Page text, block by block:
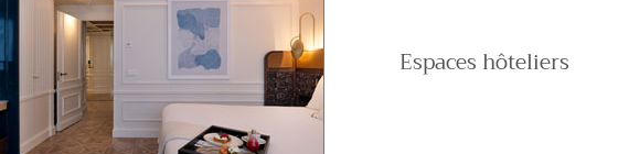
Espaces hôteliers